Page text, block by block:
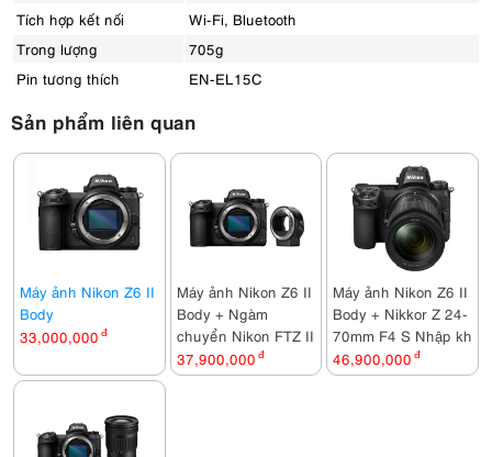
Tích hợp kết nối
Wi-Fi, Bluetooth
Trong lượng
705g
Pin tương thích
EN-EL15C
Sản phẩm liên quan
Máy ảnh Nikon Z6 II
Body
33,000,000 đ
Máy ảnh Nikon Z6 II
Body + Ngàm
chuyển Nikon FTZ II
37,900,000 đ
Máy ảnh Nikon Z6 II
Body + Nikkor Z 24-
70mm F4 S Nhập khẩu
46,900,000 đ